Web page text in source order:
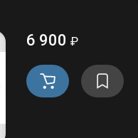
6 900 ₽